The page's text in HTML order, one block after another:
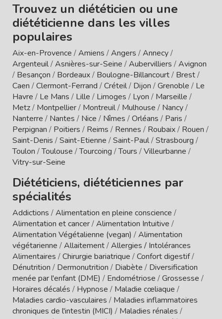
Trouvez un diététicien ou une
diététicienne dans les villes
populaires
Aix-en-Provence /Amiens /Angers /Annecy/
Argenteuil/Asnières-sur-Seine /Aubervilliers /Avignon
/ Besançon / Bordeaux/ Boulogne-Billancourt/ Brest/
Caen /Clermont-Ferrand /Créteil/ Dijon /Grenoble / Le
Havre / Le Mans / Lille / Limoges / Lyon / Marseille /
Metz/ Montpellier/ Montreuil/ Mulhouse / Nancy/
Nanterre / Nantes / Nice / Nîmes /Orléans / Paris /
Perpignan / Poitiers / Reims / Rennes / Roubaix/ Rouen /
Saint-Denis /Saint-Etienne /Saint-Paul/Strasbourg /
Toulon /Toulouse /Tourcoing /Tours /Villeurbanne /
Vitry-sur-Seine
Diététiciens, diététiciennes par
spécialités
Addictions /Alimentation en pleine conscience /
Alimentation et cancer/Alimentation Intuitive /
Alimentation Végétalienne (vegan) /Alimentation
végétarienne /Allaitement/Allergies / Intolérances
Alimentaires /Chirurgie bariatrique /Confort digestif/
Dénutrition / Dermonutrition / Diabète / Diversification
menée par l'enfant (DME) / Endométriose /Grossesse /
Horaires décalés / Hypnose / Maladie cœliaque /
Maladies cardio-vasculaires / Maladies inflammatoires
chroniques de l'intestin (MICI) / Maladies rénales /